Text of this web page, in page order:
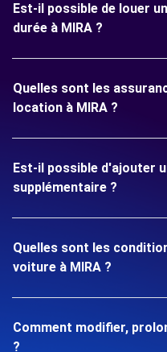
Est-il possible de louer
durée à MIRA ?
Quelles sont les
location à MIRA ?
Est-il possible d'ajouter
supplémentaire ?
Quelles sont les
voiture à MIRA ?
Comment modifier,
?